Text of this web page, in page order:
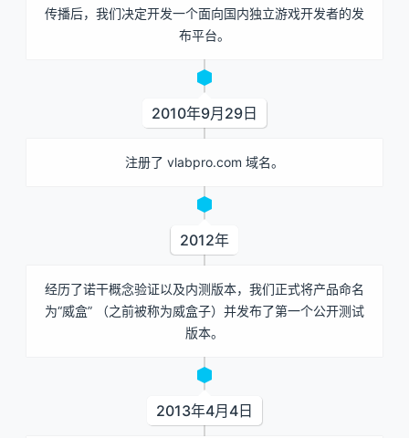
传播后，我们决定开发一个面向国内独立游戏开发者的发
布平台。
2010年9月29日
注册了 vlabpro.com 域名。
2012年
经历了诺干概念验证以及内测版本，我们正式将产品命名
为“威盒” （之前被称为威盒子）并发布了第一个公开测试
版本。
2013年4月4日